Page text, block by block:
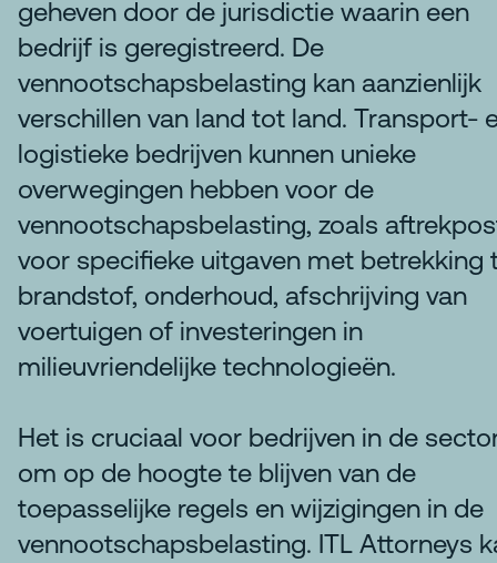
geheven door de jurisdictie waarin een
bedrijf is geregistreerd. De
vennootschapsbelasting kan aanzienlijk
verschillen van land tot land. Transport-
logistieke bedrijven kunnen unieke
overwegingen hebben voor de
vennootschapsbelasting, zoals
voor specifieke uitgaven met betrekking
brandstof, onderhoud, afschrijving van
voertuigen of investeringen in
milieuvriendelijke technologieën.
Het is cruciaal voor bedrijven in de
om op de hoogte te blijven van de
toepasselijke regels en wijzigingen in de
vennootschapsbelasting. ITL Attorneys